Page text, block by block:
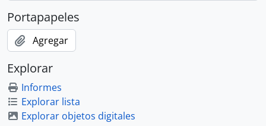
Portapapeles
Agregar
Explorar
Informes
Explorar lista
Explorar objetos digitales